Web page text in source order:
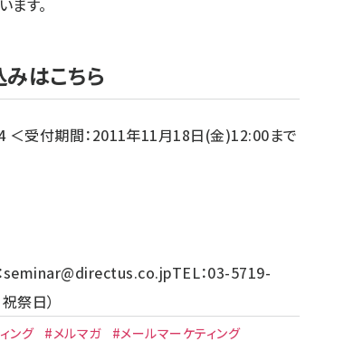
す。
はこちら
＜受付期間：2011年11月18日(金)12:00まで
seminar@directus.co.jpTEL：03-5719-
祭日）
ング #メルマガ #メールマーケティング